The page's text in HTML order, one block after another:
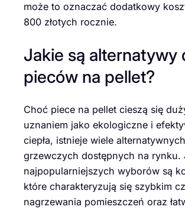
może to oznaczać dodatkowy
800 złotych rocznie.
Jakie są alternatywy
pieców na pellet?
Choć piece na pellet cieszą się
uznaniem jako ekologiczne i
ciepła, istnieje wiele
grzewczych dostępnych na rynku.
najpopularniejszych wyborów są
które charakteryzują się szybkim
nagrzewania pomieszczeń oraz